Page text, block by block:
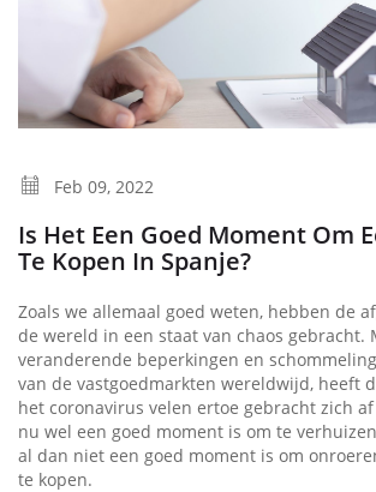
Feb 09, 2022
Is Het Een Goed Moment Om
Te Kopen In Spanje?
Zoals we allemaal goed weten, hebben de
de wereld in een staat van chaos gebracht.
veranderende beperkingen en
van de vastgoedmarkten wereldwijd, heeft
het coronavirus velen ertoe gebracht zich
nu wel een goed moment is om te
al dan niet een goed moment is om
te kopen.